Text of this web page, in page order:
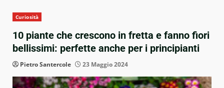
Curiosità
10 piante che crescono in fretta e fanno fiori
bellissimi: perfette anche per i principianti
Pietro Santercole 23 Maggio 2024